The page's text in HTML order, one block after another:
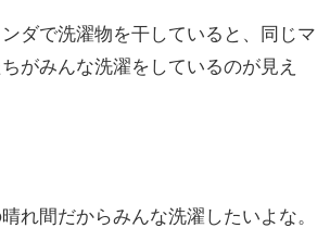
ダで洗濯物を干していると、同じマ
がみんな洗濯をしているのが見え
れ間だからみんな洗濯したいよな。